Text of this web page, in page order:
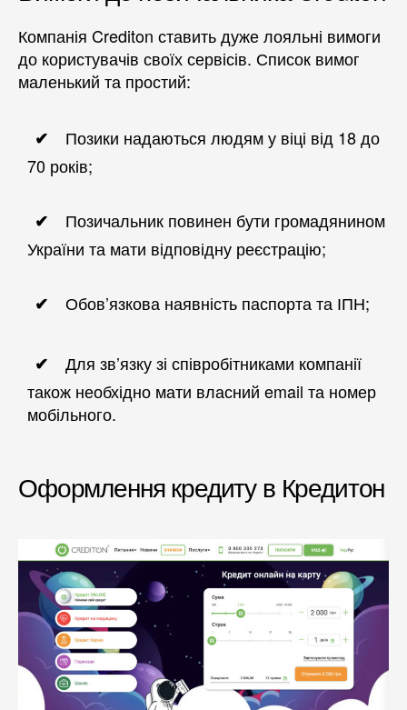
Компанія Crediton ставить дуже лояльні вимоги
до користувачів своїх сервісів. Список вимог
маленький та простий:
Позики надаються людям у віці від 18 до
70 років;
Позичальник повинен бути громадянином
України та мати відповідну реєстрацію;
Обов’язкова наявність паспорта та ІПН;
Для зв’язку зі співробітниками компанії
також необхідно мати власний email та номер
мобільного.
Оформлення кредиту в Кредитон